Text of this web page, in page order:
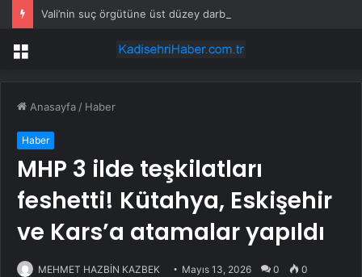
Vali’nin suç örgütüne üst düzey darbe
Menü
Anasayfa / Haber
Haber
MHP 3 ilde teşkilatları
feshetti! Kütahya, Eskişehir
ve Kars’a atamalar yapıldı
MEHMET HAZBİN KAZBEK Mayıs 13, 2026 0 0